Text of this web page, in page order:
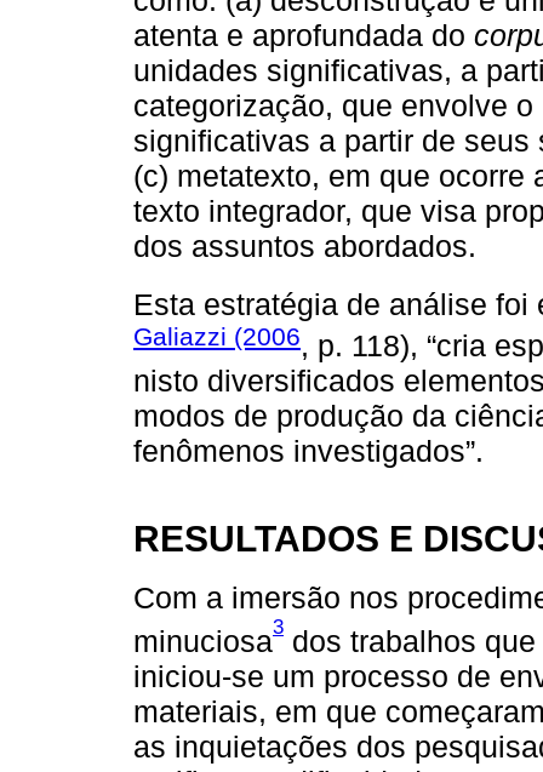
atenta e aprofundada do
unidades significativas, a
categorização, que envolve
significativas a partir de
(c) metatexto, em que ocorre
texto integrador, que visa
dos assuntos abordados.
Esta estratégia de análise
Galiazzi (2006, p. 118), “cria
nisto diversificados
modos de produção da
fenômenos investigados”.
RESULTADOS E
Com a imersão nos
minuciosa3 dos trabalhos
iniciou-se um processo de
materiais, em que
as inquietações dos